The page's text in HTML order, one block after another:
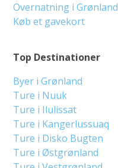
Top Destinationer
Byer i Grønland
Ture i Nuuk
Ture i Ilulissat
Ture i Kangerlussuaq
Ture i Disko Bugten
Ture i Østgrønland
Overnatning i Grønland
Køb et gavekort